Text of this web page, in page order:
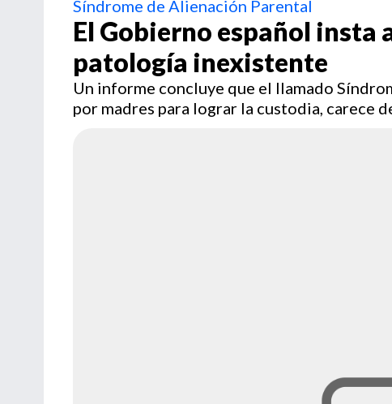
Síndrome de Alienación Parental
El Gobierno español insta
patología inexistente
Un informe concluye que el llamado
por madres para lograr la custodia, carece